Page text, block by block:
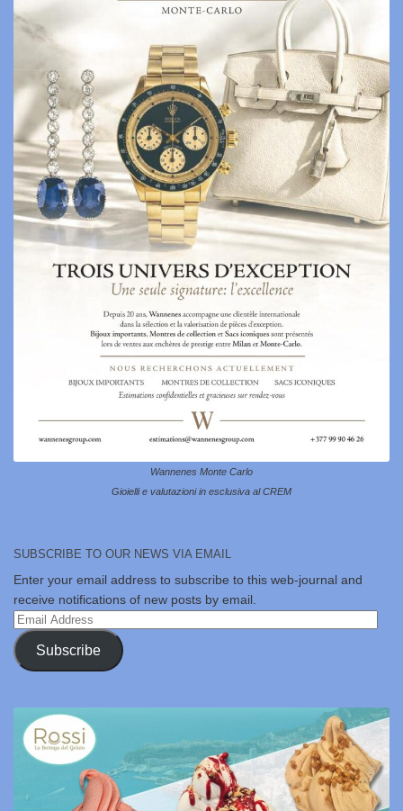
Wannenes Monte Carlo
Gioielli e valutazioni in esclusiva al CREM
SUBSCRIBE TO OUR NEWS VIA EMAIL
Enter your email address to subscribe to this web-journal and
receive notifications of new posts by email.
Email
Address
Subscribe